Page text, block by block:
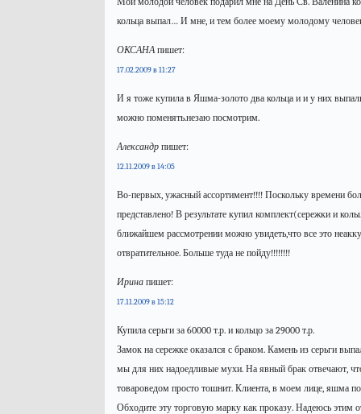
кольца выпал… И мне, и тем более моему молодому
ОКСАНА пишет:
17.02.2009 в 11:27
И я тоже купила в Яшма-золото два кольца и и у них
можно поменять.незаю посмотрим.
Александр пишет:
12.11.2009 в 14:05
Во-первых, ужасный ассортимент!!!! Поскольку времени
представлено! В результате купил комплект(сережки и
ближайшем рассмотрении можно увидеть,что все это
отвратительное. Больше туда не пойду!!!!!!!!
Ирина пишет:
17.11.2009 в 15:12
Купила серьги за 60000 т.р. и кольцо за 29000 т.р.
Замок на сережке оказался с браком. Камень из серьги
мы для них надоедливые мухи. На явный брак отвечают,
товароведом просто тошнит. Клиента, в моем лице, яшма
Обходите эту торговую марку как проказу. Надеюсь этим